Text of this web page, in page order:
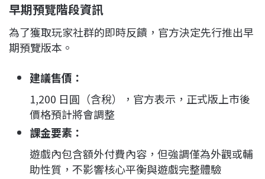
早期預覽階段資訊
為了獲取玩家社群的即時反饋，官方決定先行推出早
期預覽版本。
建議售價：
1,200 日圓（含稅），官方表示，正式版上市後
價格預計將會調整
課金要素：
遊戲內包含額外付費內容，但強調僅為外觀或輔
助性質，不影響核心平衡與遊戲完整體驗